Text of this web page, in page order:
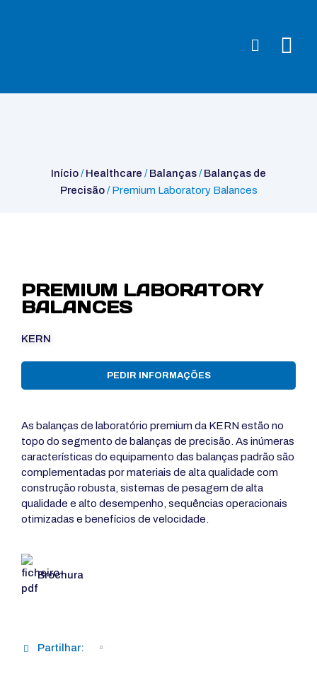
Início/Healthcare /Balanças/Balanças de
Precisão/ Premium Laboratory Balances
PREMIUM LABORATORY
BALANCES
KERN
PEDIR INFORMAÇÕES
As balanças de laboratório premium da KERN estão no
topo do segmento de balanças de precisão. As inúmeras
características do equipamento das balanças padrão são
complementadas por materiais de alta qualidade com
construção robusta, sistemas de pesagem de alta
qualidade e alto desempenho, sequências operacionais
otimizadas e benefícios de velocidade.
Brochura
Partilhar: